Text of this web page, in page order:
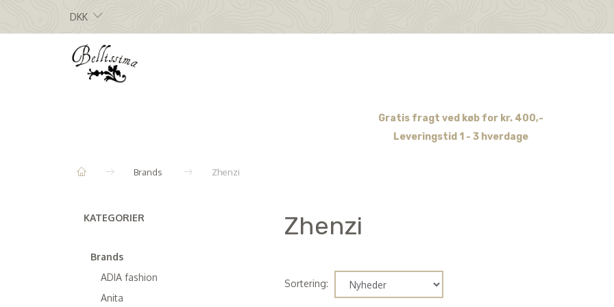
DKK
Gratis fragt ved køb for kr. 400,-
Leveringstid 1 - 3 hverdage
Brands Zhenzi
KATEGORIER
Brands
ADIA fashion
Anita
Zhenzi
Sortering: